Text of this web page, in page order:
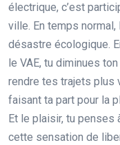
électrique, c’est
ville. En temps
désastre écologique.
le VAE, tu diminues
rendre tes trajets plus
faisant ta part pour la
Et le plaisir, tu penses
cette sensation de